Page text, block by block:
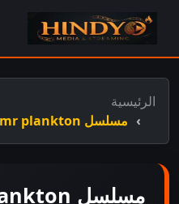
الرئيسية
مسلسل mr plankton مترجم كل الحلقات مترجمة